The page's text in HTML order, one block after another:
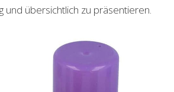
und übersichtlich zu präsentieren.